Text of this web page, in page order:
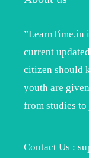
”LearnTime.in
current
citizen should
youth are
from studies to
Contact Us :